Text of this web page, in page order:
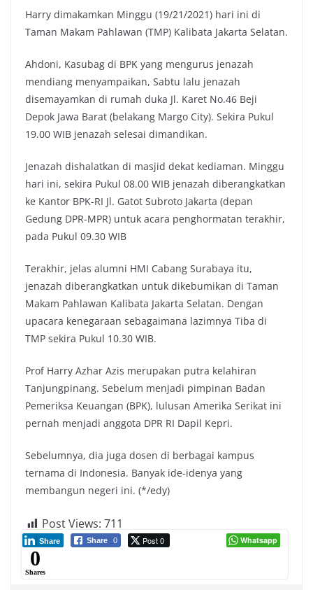
Harry dimakamkan Minggu (19/21/2021) hari ini di
Taman Makam Pahlawan (TMP) Kalibata Jakarta Selatan.
Ahdoni, Kasubag di BPK yang mengurus jenazah
mendiang menyampaikan, Sabtu lalu jenazah
disemayamkan di rumah duka Jl. Karet No.46 Beji
Depok Jawa Barat (belakang Margo City). Sekira Pukul
19.00 WIB jenazah selesai dimandikan.
Jenazah dishalatkan di masjid dekat kediaman. Minggu
hari ini, sekira Pukul 08.00 WIB jenazah diberangkatkan
ke Kantor BPK-RI Jl. Gatot Subroto Jakarta (depan
Gedung DPR-MPR) untuk acara penghormatan terakhir,
pada Pukul 09.30 WIB
Terakhir, jelas alumni HMI Cabang Surabaya itu,
jenazah diberangkatkan untuk dikebumikan di Taman
Makam Pahlawan Kalibata Jakarta Selatan. Dengan
upacara kenegaraan sebagaimana lazimnya Tiba di
TMP sekira Pukul 10.30 WIB.
Prof Harry Azhar Azis merupakan putra kelahiran
Tanjungpinang. Sebelum menjadi pimpinan Badan
Pemeriksa Keuangan (BPK), lulusan Amerika Serikat ini
pernah menjadi anggota DPR RI Dapil Kepri.
Sebelumnya, dia juga dosen di berbagai kampus
ternama di Indonesia. Banyak ide-idenya yang
membangun negeri ini. (*/edy)
Post Views: 711
Share 0 Post 0
Share Whatsapp
0
Shares